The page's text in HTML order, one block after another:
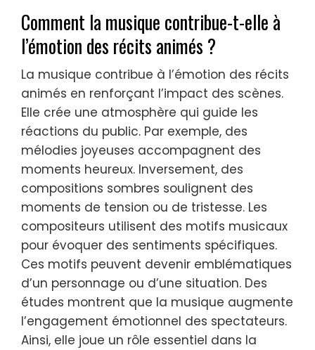
Comment la musique contribue-t-elle à
l’émotion des récits animés ?
La musique contribue à l’émotion des récits
animés en renforçant l’impact des scènes.
Elle crée une atmosphère qui guide les
réactions du public. Par exemple, des
mélodies joyeuses accompagnent des
moments heureux. Inversement, des
compositions sombres soulignent des
moments de tension ou de tristesse. Les
compositeurs utilisent des motifs musicaux
pour évoquer des sentiments spécifiques.
Ces motifs peuvent devenir emblématiques
d’un personnage ou d’une situation. Des
études montrent que la musique augmente
l’engagement émotionnel des spectateurs.
Ainsi, elle joue un rôle essentiel dans la